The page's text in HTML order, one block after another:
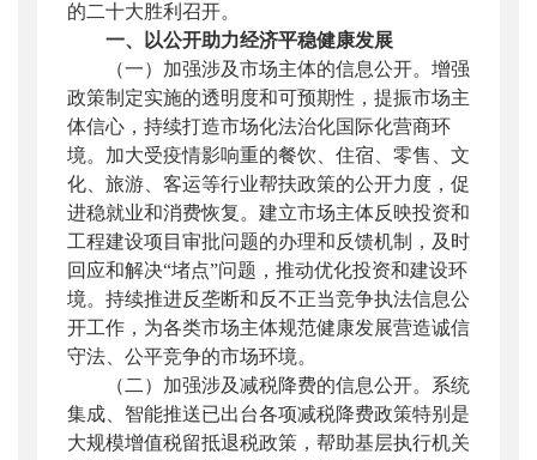
的二十大胜利召开。
一、以公开助力经济平稳健康发展
（一）加强涉及市场主体的信息公开。 增强
政策制定实施的透明度和可预期性，提振市场主
体信心，持续打造市场化法治化国际化营商环
境。加大受疫情影响重的餐饮、住宿、零售、文
化、旅游、客运等行业帮扶政策的公开力度，促
进稳就业和消费恢复。建立市场主体反映投资和
工程建设项目审批问题的办理和反馈机制，及时
回应和解决“堵点”问题，推动优化投资和建设环
境。持续推进反垄断和反不正当竞争执法信息公
开工作，为各类市场主体规范健康发展营造诚信
守法、公平竞争的市场环境。
（二）加强涉及减税降费的信息公开。 系统
集成、智能推送已出台各项减税降费政策特别是
大规模增值税留抵退税政策，帮助基层执行机关